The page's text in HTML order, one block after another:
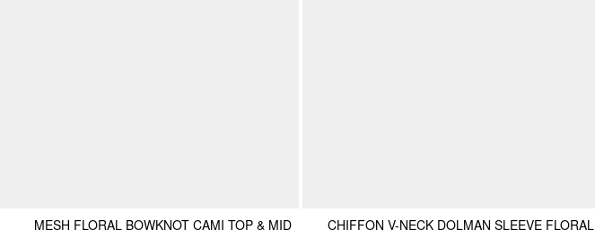
CHIFFON V-NECK DOLMAN SLEEVE FLORAL
MESH FLORAL BOWKNOT CAMI TOP & MID